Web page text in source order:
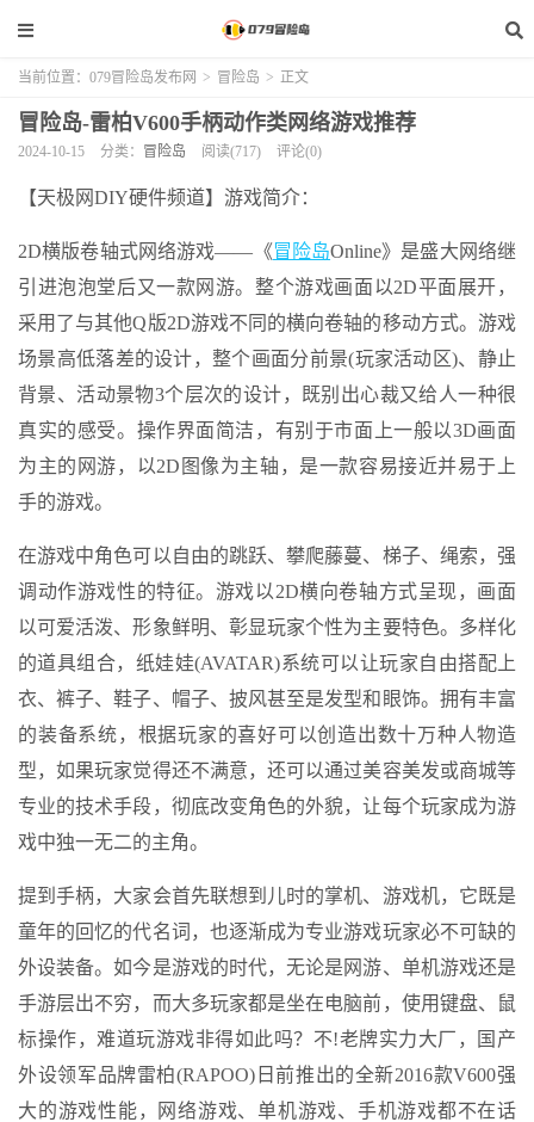
当前位置： 079冒险岛发布网 > 冒险岛 > 正文
冒险岛-雷柏V600手柄动作类网络游戏推荐
2024-10-15 分类： 冒险岛 阅读(717) 评论(0)
【天极网DIY硬件频道】游戏简介：
2D横版卷轴式网络游戏——《冒险岛Online》是盛大网络继
引进泡泡堂后又一款网游。整个游戏画面以2D平面展开，
采用了与其他Q版2D游戏不同的横向卷轴的移动方式。游戏
场景高低落差的设计，整个画面分前景(玩家活动区)、静止
背景、活动景物3个层次的设计，既别出心裁又给人一种很
真实的感受。操作界面简洁，有别于市面上一般以3D画面
为主的网游，以2D图像为主轴，是一款容易接近并易于上
手的游戏。
在游戏中角色可以自由的跳跃、攀爬藤蔓、梯子、绳索，强
调动作游戏性的特征。游戏以2D横向卷轴方式呈现，画面
以可爱活泼、形象鲜明、彰显玩家个性为主要特色。多样化
的道具组合，纸娃娃(AVATAR)系统可以让玩家自由搭配上
衣、裤子、鞋子、帽子、披风甚至是发型和眼饰。拥有丰富
的装备系统，根据玩家的喜好可以创造出数十万种人物造
型，如果玩家觉得还不满意，还可以通过美容美发或商城等
专业的技术手段，彻底改变角色的外貌，让每个玩家成为游
戏中独一无二的主角。
提到手柄，大家会首先联想到儿时的掌机、游戏机，它既是
童年的回忆的代名词，也逐渐成为专业游戏玩家必不可缺的
外设装备。如今是游戏的时代，无论是网游、单机游戏还是
手游层出不穷，而大多玩家都是坐在电脑前，使用键盘、鼠
标操作，难道玩游戏非得如此吗？不!老牌实力大厂，国产
外设领军品牌雷柏(RAPOO)日前推出的全新2016款V600强
大的游戏性能，网络游戏、单机游戏、手机游戏都不在话